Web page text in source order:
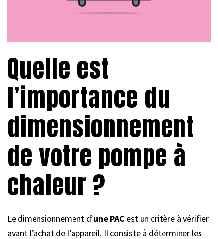
Quelle est
l’importance du
dimensionnement
de votre pompe à
chaleur ?
Le dimensionnement d’une PAC est un critère à vérifier
avant l’achat de l’appareil. Il consiste à déterminer les